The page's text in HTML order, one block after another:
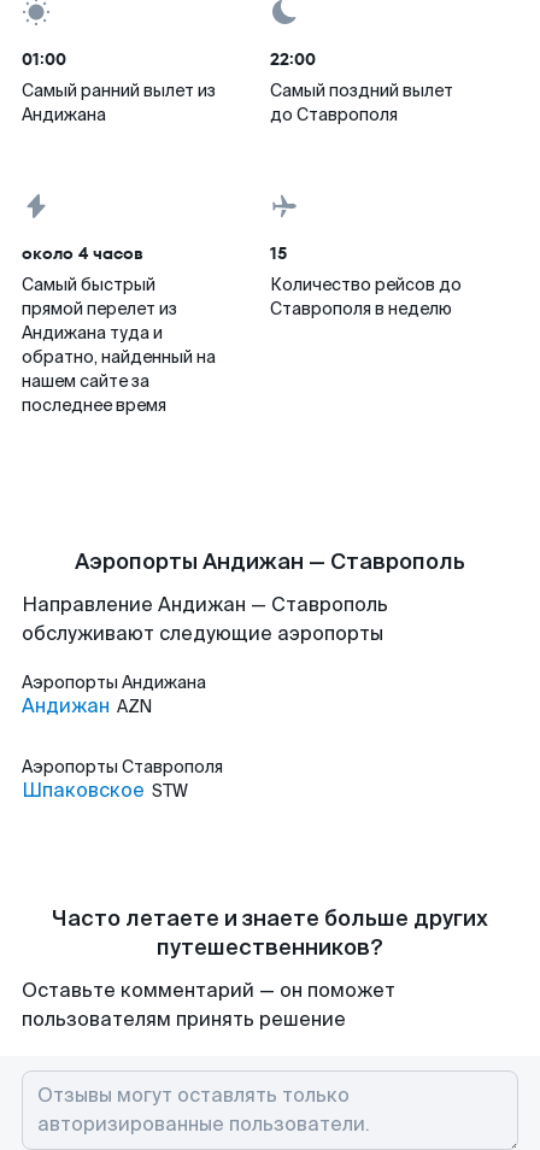
01:00
Самый ранний вылет из
Андижана
22:00
Самый поздний вылет
до Ставрополя
около 4 часов
Самый быстрый
прямой перелет из
Андижана туда и
обратно, найденный на
нашем сайте за
последнее время
15
Количество рейсов до
Ставрополя в неделю
Аэропорты Андижан — Ставрополь
Направление Андижан — Ставрополь
обслуживают следующие аэропорты
Аэропорты Андижана
Андижан AZN
Аэропорты Ставрополя
Шпаковское STW
Часто летаете и знаете больше других
путешественников?
Оставьте комментарий — он поможет
пользователям принять решение